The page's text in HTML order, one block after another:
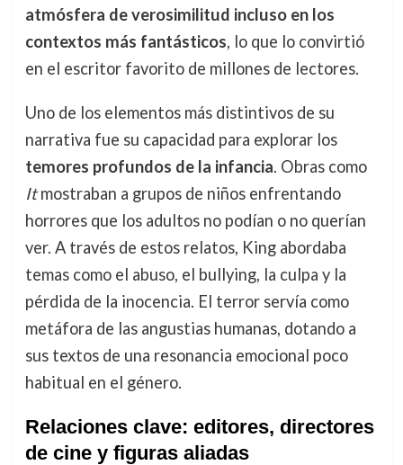
atmósfera de verosimilitud incluso en los
contextos más fantásticos, lo que lo convirtió
en el escritor favorito de millones de lectores.
Uno de los elementos más distintivos de su
narrativa fue su capacidad para explorar los
temores profundos de la infancia. Obras como
Itmostraban a grupos de niños enfrentando
horrores que los adultos no podían o no querían
ver. A través de estos relatos, King abordaba
temas como el abuso, el bullying, la culpa y la
pérdida de la inocencia. El terror servía como
metáfora de las angustias humanas, dotando a
sus textos de una resonancia emocional poco
habitual en el género.
Relaciones clave: editores, directores
de cine y figuras aliadas